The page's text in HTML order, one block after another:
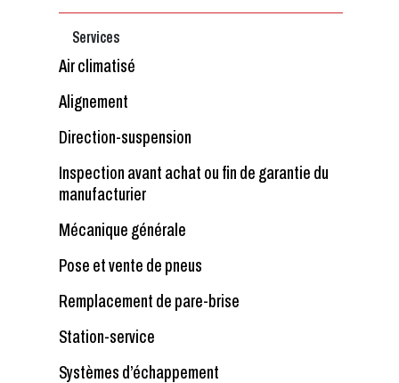
Services
Air climatisé
Alignement
Direction-suspension
Inspection avant achat ou fin de garantie du
manufacturier
Mécanique générale
Pose et vente de pneus
Remplacement de pare-brise
Station-service
Systèmes d’échappement